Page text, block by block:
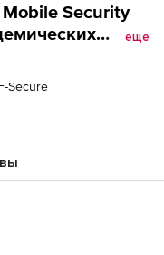
Security
еще
Secure